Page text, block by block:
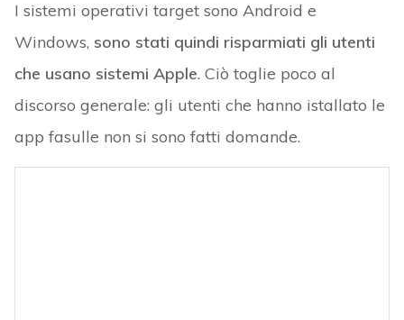
I sistemi operativi target sono Android e
Windows, sono stati quindi risparmiati gli utenti
che usano sistemi Apple. Ciò toglie poco al
discorso generale: gli utenti che hanno istallato le
app fasulle non si sono fatti domande.